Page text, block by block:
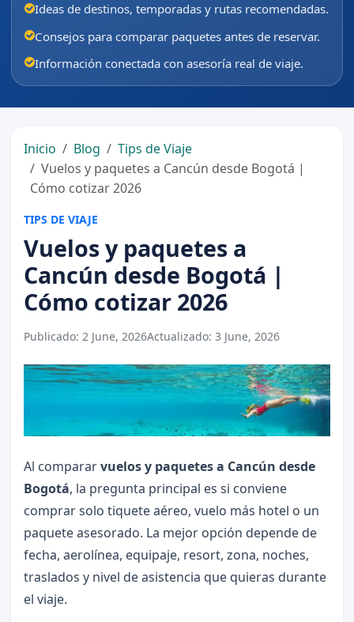
Ideas de destinos, temporadas y rutas recomendadas.
Consejos para comparar paquetes antes de reservar.
Información conectada con asesoría real de viaje.
Inicio Blog
Tips de Viaje
Vuelos y paquetes a Cancún desde Bogotá |
Cómo cotizar 2026
TIPS DE VIAJE
Vuelos y paquetes a
Cancún desde Bogotá |
Cómo cotizar 2026
Publicado: 2 June, 2026Actualizado: 3 June, 2026
Al compararvuelos y paquetes a Cancún desde
Bogotá, la pregunta principal es si conviene
comprar solo tiquete aéreo, vuelo más hotel o un
paquete asesorado. La mejor opción depende de
fecha, aerolínea, equipaje, resort, zona, noches,
traslados y nivel de asistencia que quieras durante
el viaje.